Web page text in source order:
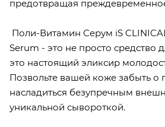
предотвращая
Поли-Витамин Серум iS
Serum - это не просто средство
это настоящий эликсир
Позвольте вашей коже забыть о
насладиться безупречным
уникальной сывороткой.